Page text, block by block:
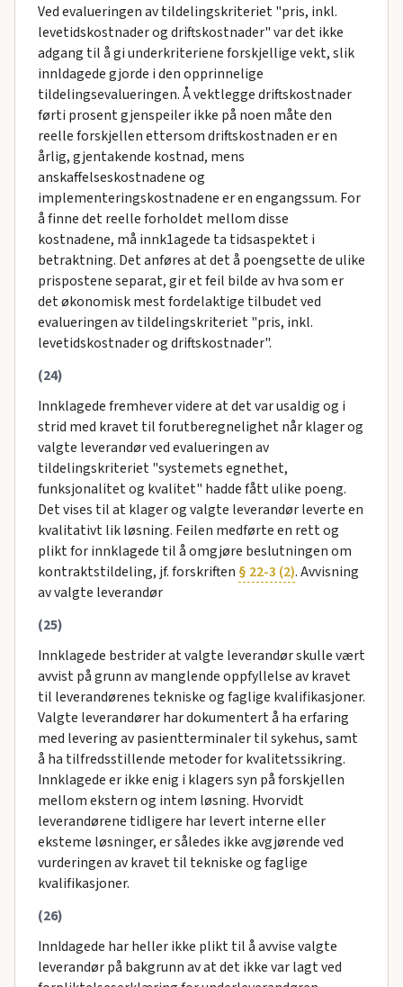
Ved evalueringen av tildelingskriteriet "pris, inkl.
levetidskostnader og driftskostnader" var det ikke
adgang til å gi underkriteriene forskjellige vekt, slik
innldagede gjorde i den opprinnelige
tildelingsevalueringen. Å vektlegge driftskostnader
førti prosent gjenspeiler ikke på noen måte den
reelle forskjellen ettersom driftskostnaden er en
årlig, gjentakende kostnad, mens
anskaffelseskostnadene og
implementeringskostnadene er en engangssum. For
å finne det reelle forholdet mellom disse
kostnadene, må innk1agede ta tidsaspektet i
betraktning. Det anføres at det å poengsette de ulike
prispostene separat, gir et feil bilde av hva som er
det økonomisk mest fordelaktige tilbudet ved
evalueringen av tildelingskriteriet "pris, inkl.
levetidskostnader og driftskostnader".
(24)
Innklagede fremhever videre at det var usaldig og i
strid med kravet til forutberegnelighet når klager og
valgte leverandør ved evalueringen av
tildelingskriteriet "systemets egnethet,
funksjonalitet og kvalitet" hadde fått ulike poeng.
Det vises til at klager og valgte leverandør leverte en
kvalitativt lik løsning. Feilen medførte en rett og
plikt for innklagede til å omgjøre beslutningen om
kontraktstildeling, jf. forskriften § 22-3 (2). Avvisning
av valgte leverandør
(25)
Innklagede bestrider at valgte leverandør skulle vært
avvist på grunn av manglende oppfyllelse av kravet
til leverandørenes tekniske og faglige kvalifikasjoner.
Valgte leverandører har dokumentert å ha erfaring
med levering av pasientterminaler til sykehus, samt
å ha tilfredsstillende metoder for kvalitetssikring.
Innklagede er ikke enig i klagers syn på forskjellen
mellom ekstern og intem løsning. Hvorvidt
leverandørene tidligere har levert interne eller
eksteme løsninger, er således ikke avgjørende ved
vurderingen av kravet til tekniske og faglige
kvalifikasjoner.
(26)
InnIdagede har heller ikke plikt til å avvise valgte
leverandør på bakgrunn av at det ikke var lagt ved